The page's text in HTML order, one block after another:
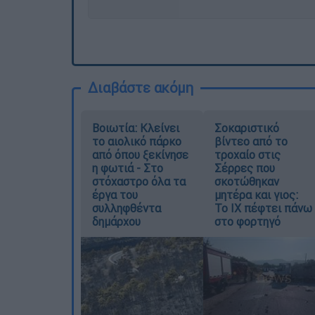
Διαβάστε ακόμη
Βοιωτία: Κλείνει
το αιολικό πάρκο
από όπου ξεκίνησε
η φωτιά - Στο
στόχαστρο όλα τα
έργα του
συλληφθέντα
δημάρχου
Σοκαριστικό
βίντεο από το
τροχαίο στις
Σέρρες που
σκοτώθηκαν
μητέρα και γιος:
Το ΙΧ πέφτει πάνω
στο φορτηγό